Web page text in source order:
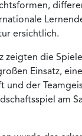
ersichtlich.
zeigten die
Einsatz,
und der
am